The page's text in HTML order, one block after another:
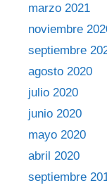
marzo 2021
noviembre
septiembre
agosto 2020
julio 2020
junio 2020
mayo 2020
abril 2020
septiembre